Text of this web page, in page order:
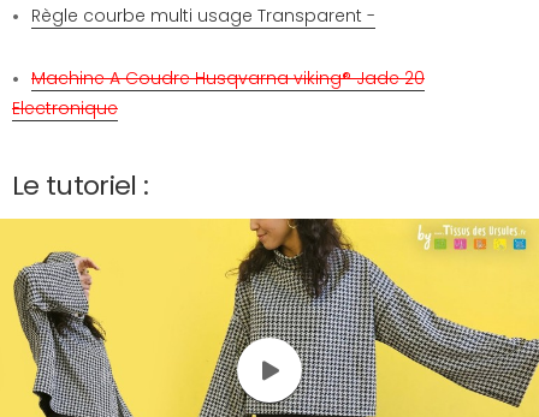
Règle courbe multi usage Transparent -
Machine A Coudre Husqvarna viking® Jade 20
Electronique
Le tutoriel :